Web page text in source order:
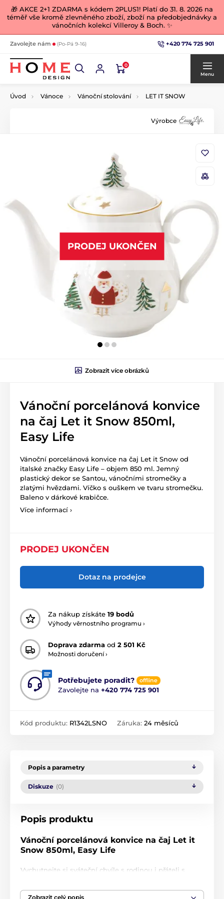
🎁 AKCE 2+1 ZDARMA s kódem 2PLUS1! Platí do 31. 8. 2026 na
téměř vše kromě zlevněného zboží, zboží na předobjednávky a
vánočních kolekcí Villeroy & Boch. ✨
Zavolejte nám (Po-Pá 9-16) +420 774 725 901
0
Menu
Úvod Vánoce Vánoční stolování LET IT SNOW
Výrobce
PRODEJ UKONČEN
Zobrazit více obrázků
Vánoční porcelánová konvice
na čaj Let it Snow 850ml,
Easy Life
Vánoční porcelánová konvice na čaj Let it Snow od
italské značky Easy Life – objem 850 ml. Jemný
plastický dekor se Santou, vánočními stromečky a
zlatými hvězdami. Víčko s ouškem ve tvaru stromečku.
Baleno v dárkové krabičce.
Více informací ›
PRODEJ UKONČEN
Dotaz na prodejce
Za nákup získáte 19 bodů
Výhody věrnostního programu ›
Doprava zdarma od 2 501 Kč
Možnosti doručení ›
Potřebujete poradit? offline
Zavolejte na +420 774 725 901
Kód produktu: R1342LSNO Záruka: 24 měsíců
Popis a parametry
Diskuze (0)
Popis produktu
Vánoční porcelánová konvice na čaj Let it
Snow 850ml, Easy Life
Vychutnejte si sváteční chvíle s rodinou i přáteli s
Snowod prestižní italské značkyEasy Life. Tato
Zobrazit celý popis